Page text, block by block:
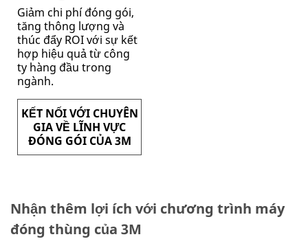
Giảm chi phí đóng gói,
tăng thông lượng và
thúc đẩy ROI với sự kết
hợp hiệu quả từ công
ty hàng đầu trong
ngành.
KẾT NỐI VỚI CHUYÊN
GIA VỀ LĨNH VỰC
ĐÓNG GÓI CỦA 3M
Nhận thêm lợi ích với chương trình máy
đóng thùng của 3M